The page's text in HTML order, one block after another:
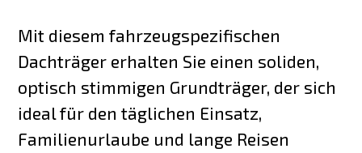
Mit diesem fahrzeugspezifischen
Dachträger erhalten Sie einen soliden,
optisch stimmigen Grundträger, der sich
ideal für den täglichen Einsatz,
Familienurlaube und lange Reisen